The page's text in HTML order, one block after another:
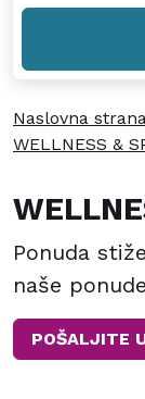
Naslovna
WELLNESS &
Ponuda
naše
POŠALJITE